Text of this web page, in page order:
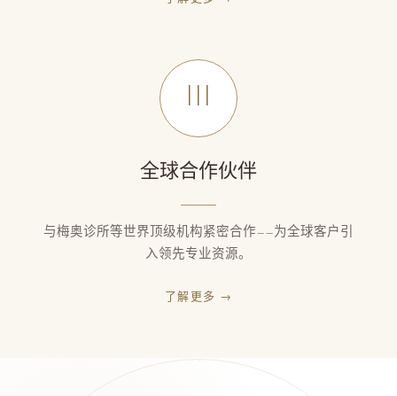
III
全球合作伙伴
与梅奥诊所等世界顶级机构紧密合作——为全球客户引
入领先专业资源。
了解更多 →